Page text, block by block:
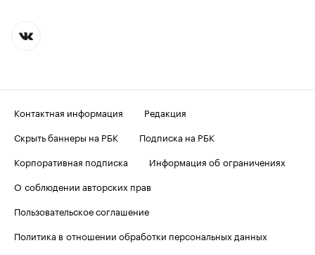
Контактная информация
Редакция
Скрыть баннеры на РБК
Подписка на РБК
Корпоративная подписка
Информация об ограничениях
О соблюдении авторских прав
Пользовательское соглашение
Политика в отношении обработки персональных данных